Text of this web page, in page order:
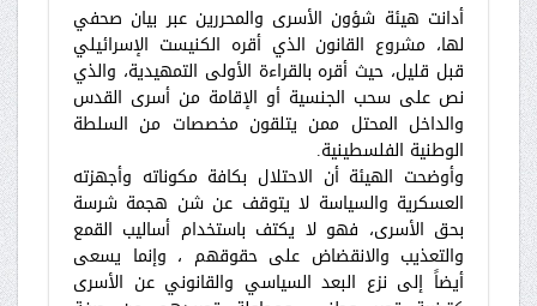
أدانت هيئة شؤون الأسرى والمحررين عبر بيان صحفي
لها، مشروع القانون الذي أقره الكنيست الإسرائيلي
قبل قليل، حيث أقره بالقراءة الأولى التمهيدية، والذي
نص على سحب الجنسية أو الإقامة من أسرى القدس
والداخل المحتل ممن يتلقون مخصصات من السلطة
الوطنية الفلسطينية.
وأوضحت الهيئة أن الاحتلال بكافة مكوناته وأجهزته
العسكرية والسياسة لا يتوقف عن شن هجمة شرسة
بحق الأسرى، فهو لا يكتف باستخدام أساليب القمع
والتعذيب والانقضاض على حقوقهم ، وإنما يسعى
أيضاً إلى نزع البعد السياسي والقانوني عن الأسرى